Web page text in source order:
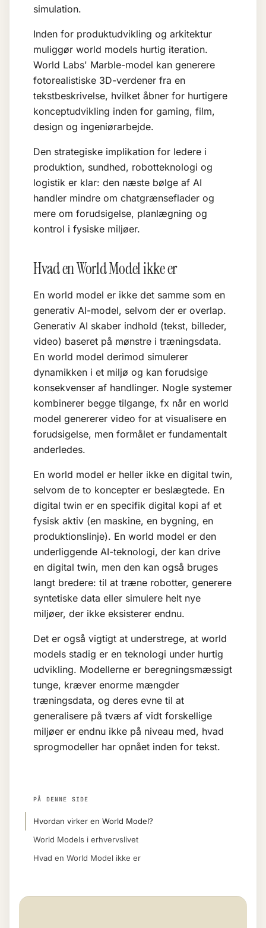
simulation.
Inden for produktudvikling og arkitektur
muliggør world models hurtig iteration.
World Labs' Marble-model kan generere
fotorealistiske 3D-verdener fra en
tekstbeskrivelse, hvilket åbner for hurtigere
konceptudvikling inden for gaming, film,
design og ingeniørarbejde.
Den strategiske implikation for ledere i
produktion, sundhed, robotteknologi og
logistik er klar: den næste bølge af AI
handler mindre om chatgrænseflader og
mere om forudsigelse, planlægning og
kontrol i fysiske miljøer.
Hvad en World Model ikke er
En world model er ikke det samme som en
generativ AI-model, selvom der er overlap.
Generativ AI skaber indhold (tekst, billeder,
video) baseret på mønstre i træningsdata.
En world model derimod simulerer
dynamikken i et miljø og kan forudsige
konsekvenser af handlinger. Nogle systemer
kombinerer begge tilgange, fx når en world
model genererer video for at visualisere en
forudsigelse, men formålet er fundamentalt
anderledes.
En world model er heller ikke en digital twin,
selvom de to koncepter er beslægtede. En
digital twin er en specifik digital kopi af et
fysisk aktiv (en maskine, en bygning, en
produktionslinje). En world model er den
underliggende AI-teknologi, der kan drive
en digital twin, men den kan også bruges
langt bredere: til at træne robotter, generere
syntetiske data eller simulere helt nye
miljøer, der ikke eksisterer endnu.
Det er også vigtigt at understrege, at world
models stadig er en teknologi under hurtig
udvikling. Modellerne er beregningsmæssigt
tunge, kræver enorme mængder
træningsdata, og deres evne til at
generalisere på tværs af vidt forskellige
miljøer er endnu ikke på niveau med, hvad
sprogmodeller har opnået inden for tekst.
PÅ DENNE SIDE
Hvordan virker en World Model?
World Models i erhvervslivet
Hvad en World Model ikke er